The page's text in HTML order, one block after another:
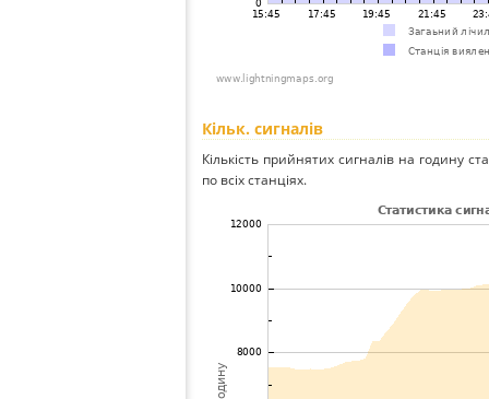
Кільк. сигналів
Кількість прийнятих сигналів на годину
по всіх станціях.